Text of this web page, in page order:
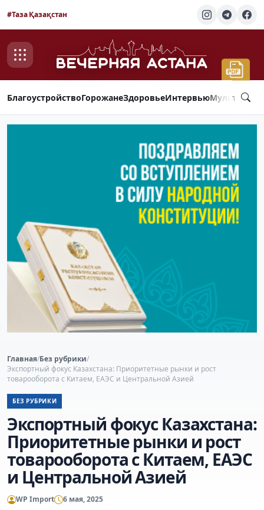
#Таза Қазақстан
БлагоустройствоГорожанеЗдоровьеИнтервью
Главная/Без рубрики/
Экспортный фокус Казахстана: Приоритетные рынки и рост
товарооборота с Китаем, ЕАЭС и Центральной Азией
БЕЗ РУБРИКИ
Экспортный фокус Казахстана:
Приоритетные рынки и рост
товарооборота с Китаем, ЕАЭС
и Центральной Азией
WP Import 6 мая, 2025